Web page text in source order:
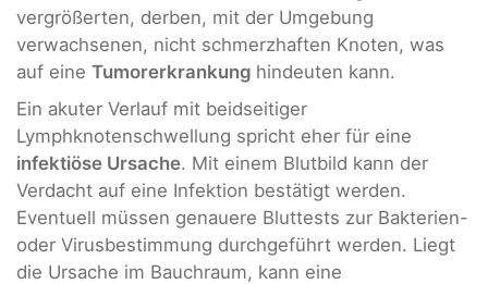
vergrößerten, derben, mit der Umgebung
verwachsenen, nicht schmerzhaften Knoten, was
auf eine Tumorerkrankung hindeuten kann.
Ein akuter Verlauf mit beidseitiger
Lymphknotenschwellung spricht eher für eine
infektiöse Ursache. Mit einem Blutbild kann der
Verdacht auf eine Infektion bestätigt werden.
Eventuell müssen genauere Bluttests zur Bakterien-
oder Virusbestimmung durchgeführt werden. Liegt
die Ursache im Bauchraum, kann eine